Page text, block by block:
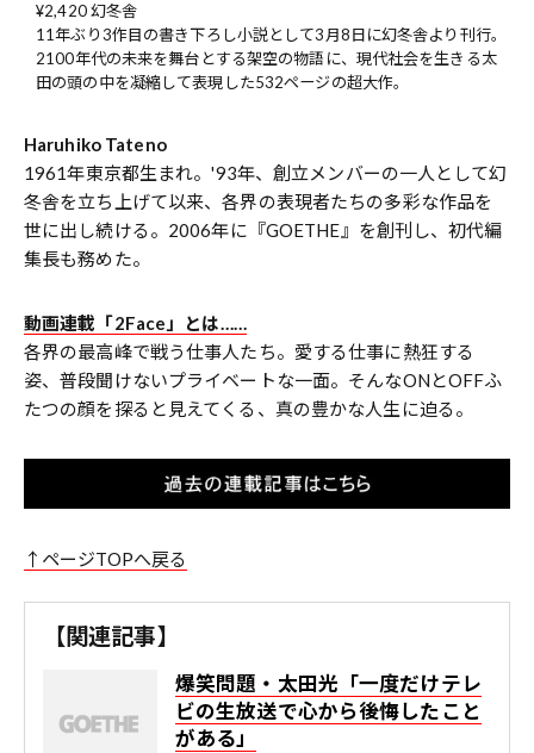
¥2,420 幻冬舎
11年ぶり3作目の書き下ろし小説として3月8日に幻冬舎より刊行。
2100年代の未来を舞台とする架空の物語に、現代社会を生きる太
田の頭の中を凝縮して表現した532ページの超大作。
Haruhiko Tateno
1961年東京都生まれ。'93年、創立メンバーの一人として幻
冬舎を立ち上げて以来、各界の表現者たちの多彩な作品を
世に出し続ける。2006年に『GOETHE』を創刊し、初代編
集長も務めた。
動画連載「2Face」とは……
各界の最高峰で戦う仕事人たち。愛する仕事に熱狂する
姿、普段聞けないプライベートな一面。そんなONとOFFふ
たつの顔を探ると見えてくる、真の豊かな人生に迫る。
↑ページTOPへ戻る
【関連記事】
爆笑問題・太田光「一度だけテレ
ビの生放送で心から後悔したこと
がある」